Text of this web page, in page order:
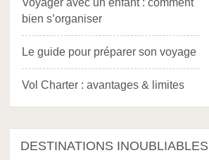
Voyager avec un enfant : comment
bien s’organiser
Le guide pour préparer son voyage
Vol Charter : avantages & limites
DESTINATIONS INOUBLIABLES